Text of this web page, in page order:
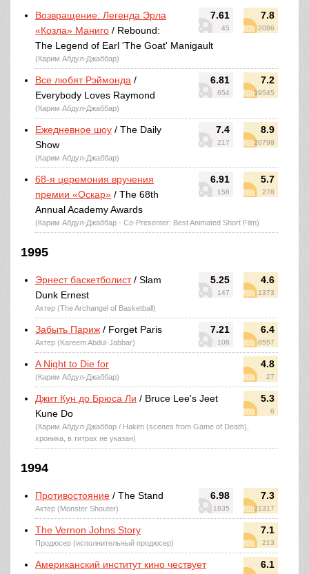
7.61
45
7.8
2086
Возвращение: Легенда Эрла
«Козла» Маниго / Rebound:
The Legend of Earl 'The Goat' Manigault
(Карим Абдул-Джаббар)
6.81
654
7.2
39545
Все любят Рэймонда /
Everybody Loves Raymond
(Карим Абдул-Джаббар)
7.4
217
8.9
20798
Ежедневное шоу / The Daily
Show
(Карим Абдул-Джаббар)
6.91
158
5.7
278
68-я церемония вручения
премии «Оскар» / The 68th
Annual Academy Awards
(Карим Абдул-Джаббар - Co-Presenter: Best Animated Short Film)
1995
5.25
147
4.6
1373
Эрнест баскетболист/ Slam
Dunk Ernest
Актер (The Archangel of Basketball)
7.21
108
6.4
8557
Забыть Париж / Forget Paris
Актер (Kareem Abdul-Jabbar)
4.8
27
A Night to Die for
(Карим Абдул-Джаббар)
5.3
6
Джит Кун до Брюса Ли / Bruce Lee's Jeet
Kune Do
(Карим Абдул-Джаббар / Hakim (scenes from Game of Death),
хроника, в титрах не указан)
1994
6.98
1835
7.3
21317
Противостояние / The Stand
Актер (Monster Shouter)
7.1
213
The Vernon Johns Story
Продюсер (исполнительный продюсер)
6.1
Американский институт кино чествует